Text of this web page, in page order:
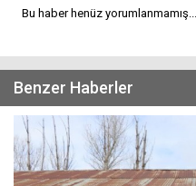
Bu haber henüz yorumlanmamış...
Benzer Haberler